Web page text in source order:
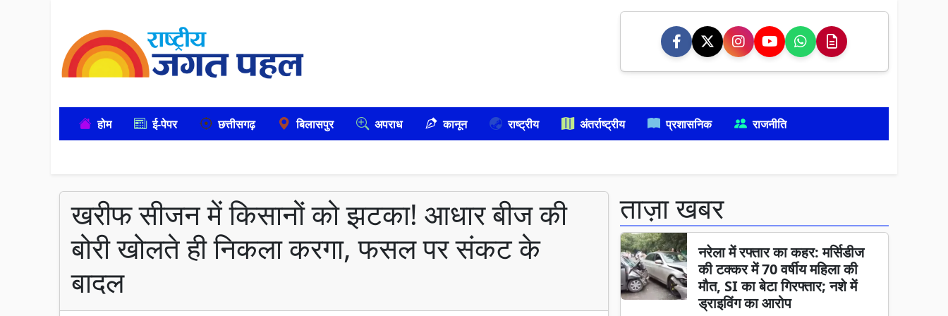
होम ई-पेपर छत्तीसगढ़ बिलासपुर अपराध कानून राष्ट्रीय अंतर्राष्ट्रीय प्रशासनिक राजनीति
खरीफ सीजन में किसानों को झटका! आधार बीज की
बोरी खोलते ही निकला करगा, फसल पर संकट के
बादल
ताज़ा खबर
नरेला में रफ्तार का कहर: मर्सिडीज
की टक्कर में 70 वर्षीय महिला की
मौत, SI का बेटा गिरफ्तार; नशे में
ड्राइविंग का आरोप